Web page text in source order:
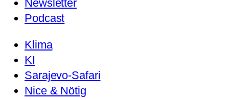
Newsletter
Podcast
Klima
KI
Sarajevo-Safari
Nice & Nötig